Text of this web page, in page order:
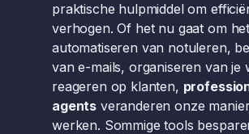
praktische hulpmiddel om
verhogen. Of het nu gaat om het
automatiseren van notuleren,
van e-mails, organiseren van je
reageren op klanten,
agents veranderen onze
werken. Sommige tools